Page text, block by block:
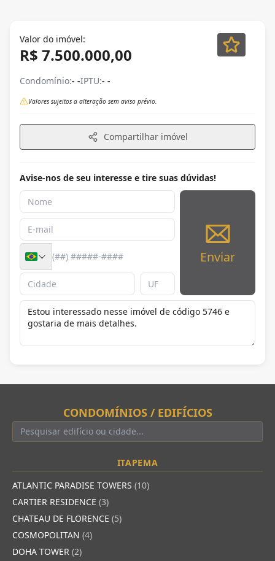
Valor do imóvel:
R$ 7.500.000,00
Condomínio:- -IPTU:- -
Valores sujeitos a alteração sem aviso prévio.
Compartilhar imóvel
Avise-nos de seu interesse e tire suas dúvidas!
Enviar
CONDOMÍNIOS / EDIFÍCIOS
ITAPEMA
ATLANTIC PARADISE TOWERS (10)
CARTIER RESIDENCE (3)
CHATEAU DE FLORENCE (5)
COSMOPOLITAN (4)
DOHA TOWER (2)